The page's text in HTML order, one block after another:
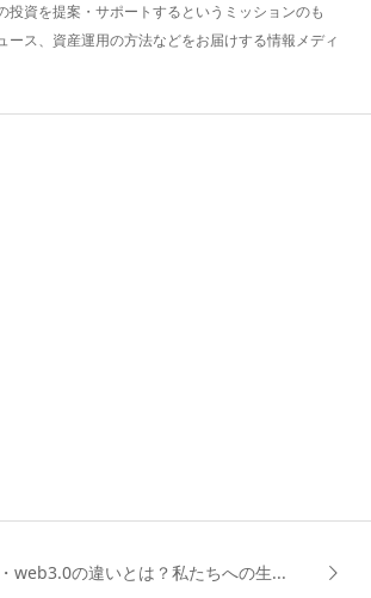
投資を提案・サポートするというミッションのも
ース、資産運用の方法などをお届けする情報メディ
web3.0の違いとは？私たちへの生...